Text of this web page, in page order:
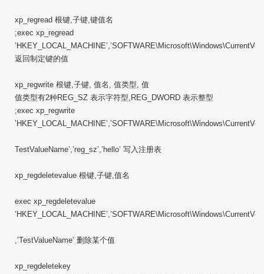
xp_regread 根键,子键,键值名
;exec xp_regread
返回制定键的值
xp_regwrite 根键,子键, 值名, 值类型, 值
值类型有2种REG_SZ 表示字符型,REG_DWORD 表示整型
;exec xp_regwrite
TestValueName’,’reg_sz’,’hello’ 写入注册表
xp_regdeletevalue 根键,子键,值名
exec xp_regdeletevalue
,’TestValueName’ 删除某个值
xp_regdeletekey